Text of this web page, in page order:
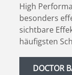
High
besonders
sichtbare
häufigsten
DOCTOR